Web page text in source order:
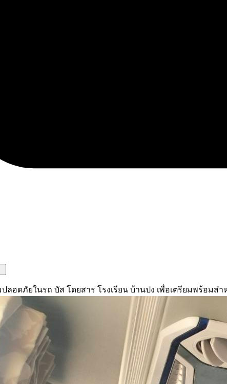
อดภัยในรถ บัส โดยสาร โรงเรียน บ้านปง เพื่อเตรียมพร้อมส